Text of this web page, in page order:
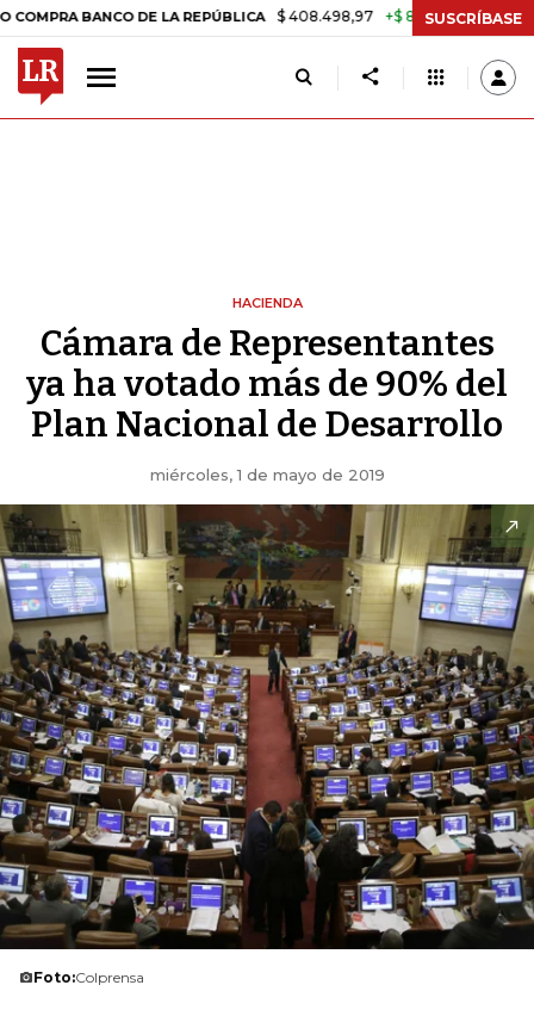
BANCO DE LA REPÚBLICA $ 408.498,97 +$ 8.753,81 +2,19% TASA
SUSCRÍBASE
HACIENDA
Cámara de Representantes
ya ha votado más de 90% del
Plan Nacional de Desarrollo
miércoles, 1 de mayo de 2019
Foto:Colprensa